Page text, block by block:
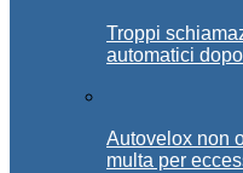
Troppi
automatici
Autovelox non
multa per